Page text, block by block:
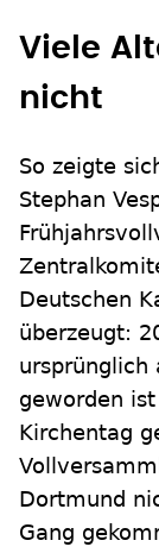
Viele
nicht
So zeigte
Stephan
Deutschen
überzeugt:
ursprünglich
geworden
Kirchentag
Dortmund
Gang